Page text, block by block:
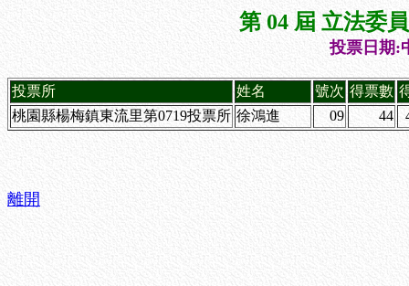
第 04 屆 立法委
投票日期:
投票所 姓名 號次 得票數
桃園縣楊梅鎮東流里第0719投票所 徐鴻進 09 44
離開